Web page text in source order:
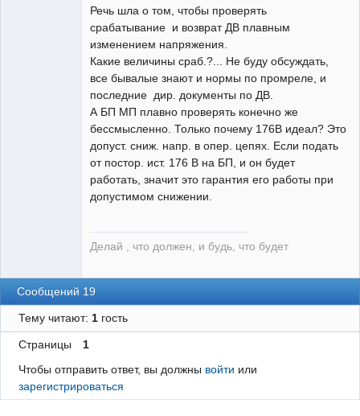
Речь шла о том, чтобы проверять
срабатывание и возврат ДВ плавным
изменением напряжения.
Какие величины сраб.?... Не буду обсуждать,
все бывалые знают и нормы по промреле, и
последние дир. документы по ДВ.
А БП МП плавно проверять конечно же
бессмысленно. Только почему 176В идеал? Это
допуст. сниж. напр. в опер. цепях. Если подать
от постор. ист. 176 В на БП, и он будет
работать, значит это гарантия его работы при
допустимом снижении.
Делай , что должен, и будь, что будет
Сообщений 19
Тему читают: 1гость
Страницы
1
Чтобы отправить ответ, вы должны войти или
зарегистрироваться